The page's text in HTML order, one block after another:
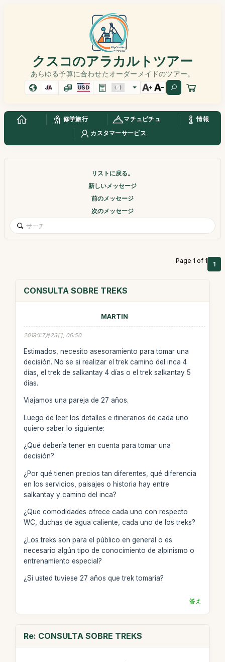
クスコのアラカルトツアー
あらゆる予算に合わせたオーダーメイドのツアー。
JA USD
修学旅行 マチュピチュ
情報
カスタマーサービス
リストに戻る。
新しいメッセージ
前のメッセージ
次のメッセージ
Page 1 of 1 1
CONSULTA SOBRE TREKS
MARTIN
2019年7月23日, 06:50
Estimados, necesito asesoramiento para tomar una
decisión. No se si realizar el trek camino del inca 4
días, el trek de salkantay 4 días o el trek salkantay 5
días.
Viajamos una pareja de 27 años.
Luego de leer los detalles e itinerarios de cada uno
quiero saber lo siguiente:
¿Qué debería tener en cuenta para tomar una
decisión?
¿Por qué tienen precios tan diferentes, qué diferencia
en los servicios, paisajes o historia hay entre
salkantay y camino del inca?
¿Que comodidades ofrece cada uno con respecto
WC, duchas de agua caliente, cada uno de los treks?
¿Los treks son para el público en general o es
necesario algún tipo de conocimiento de alpinismo o
entrenamiento especial?
¿Si usted tuviese 27 años que trek tomaría?
答え
Re: CONSULTA SOBRE TREKS